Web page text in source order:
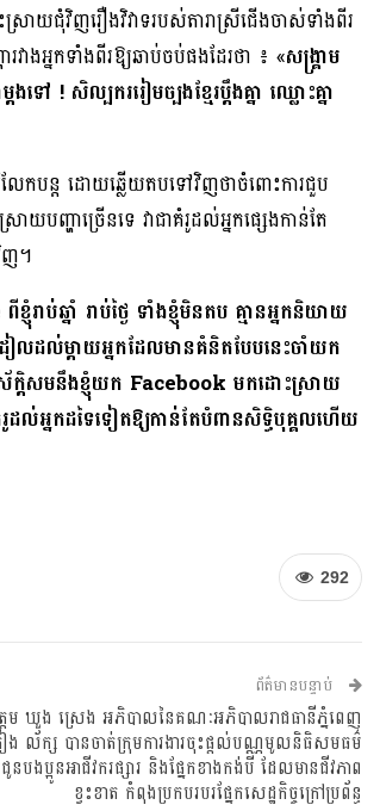
យជុំវិញរឿងវិវាទរបស់តារាស្រីជើងចាស់ទាំងពីរ
ងអ្នកទាំងពីរឱ្យឆាប់ចប់ផងដែរថា ៖ «សង្គ្រាម
ៅ ! សិល្បកររៀមច្បងខ្មែរប្ដឹងគ្នា ឈ្លោះគ្នា
កបន្ត ដោយឆ្លើយតបទៅវិញថាចំពោះការជួប
ហាច្រើនទេ វាជាគំរូដល់អ្នកផ្សេងកាន់តែ
ញ។
ប់ឆ្នាំ រាប់ថ្ងៃ ទាំងខ្ញុំមិនតប គ្មានអ្នកនិយាយ
ៀលដល់ម្តាយអ្នកដែលមានគំនិតបែបនេះចាំយក
តិសមនឹងខ្ញុំយក Facebook មកដោះស្រាយ
ល់អ្នកដទៃទៀតឱ្យកាន់តែបំពានសិទ្ធិបុគ្គលហើយ
292
ព័ត៌មានបន្ទាប់
តម​ ឃួង​ ស្រេង​ អភិបាលនៃគណៈអភិបាលរាជធានីភ្នំពេញ​
ល័ក្ស​ បានចាត់ក្រុមការងារចុះផ្តល់បណ្ណមូលនិធិសមធម៌
បងប្អូនអាជីវករផ្សារ​ និងផ្នែកខាងកង់បី​ ដែលមានជីវភាព
ខ្វះខាត​ កំពុងប្រកបរបរផ្នែកសេដ្ឋកិច្ចក្រៅប្រព័ន្ធ​